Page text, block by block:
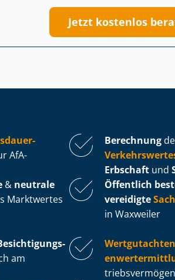
Jetzt kostenlos
AfA-
Berechnung
Erbschaft und
& neutrale
Marktwertes
Öffentlich
vereidigte
in Waxweiler
am
Wertgutachten
triebs­ver­mö­gen